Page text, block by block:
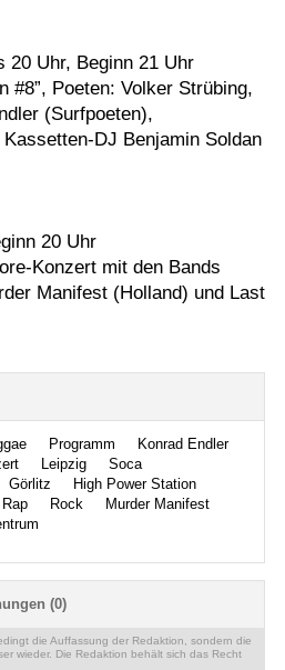
20 Uhr, Beginn 21 Uhr
#8”, Poeten: Volker Strübing,
(Surfpoeten),
DJ Benjamin Soldan
20 Uhr
Konzert mit den Bands
Manifest (Holland) und Last
Programm
Konrad Endler
Leipzig
Soca
Görlitz
High Power Station
Rap Rock
Murder Manifest
(0)
die Auffassung der Redaktion, sondern die
wieder. Die Redaktion behält sich das Recht